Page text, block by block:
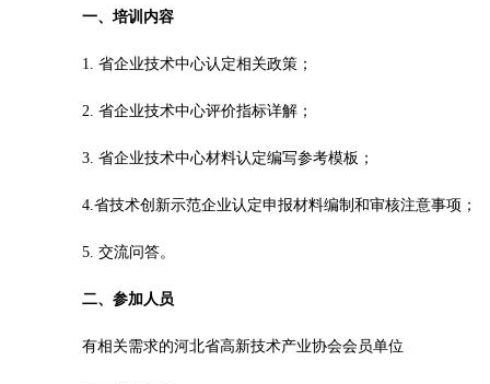
一、培训内容
1. 省企业技术中心认定相关政策；
2. 省企业技术中心评价指标详解；
3. 省企业技术中心材料认定编写参考模板；
4.省技术创新示范企业认定申报材料编制和审核注意事项；
5. 交流问答。
二、参加人员
有相关需求的河北省高新技术产业协会会员单位